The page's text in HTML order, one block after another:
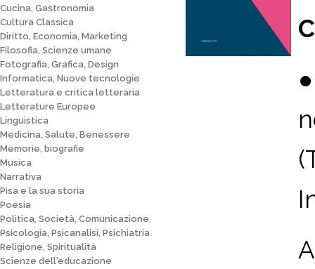
Cucina, Gastronomia
Cultura Classica
Diritto, Economia, Marketing
Filosofia, Scienze umane
Fotografia, Grafica, Design
Informatica, Nuove tecnologie
Letteratura e critica letteraria
Letterature Europee
Linguistica
Medicina, Salute, Benessere
Memorie, biografie
Musica
Narrativa
Pisa e la sua storia
Poesia
Politica, Società, Comunicazione
Psicologia, Psicanalisi, Psichiatria
Religione, Spiritualità
Scienze dell'educazione